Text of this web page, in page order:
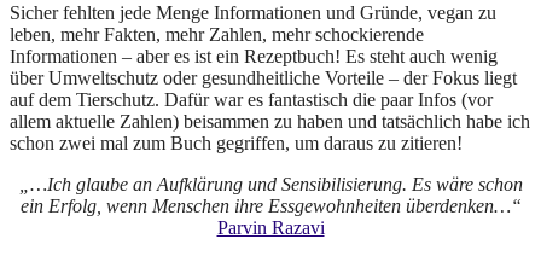
Sicher fehlten jede Menge Informationen und Gründe, vegan zu
leben, mehr Fakten, mehr Zahlen, mehr schockierende
Informationen – aber es ist ein Rezeptbuch! Es steht auch wenig
über Umweltschutz oder gesundheitliche Vorteile – der Fokus liegt
auf dem Tierschutz. Dafür war es fantastisch die paar Infos (vor
allem aktuelle Zahlen) beisammen zu haben und tatsächlich habe ich
schon zwei mal zum Buch gegriffen, um daraus zu zitieren!
„…Ich glaube an Aufklärung und Sensibilisierung. Es wäre schon
ein Erfolg, wenn Menschen ihre Essgewohnheiten überdenken…“
Parvin Razavi